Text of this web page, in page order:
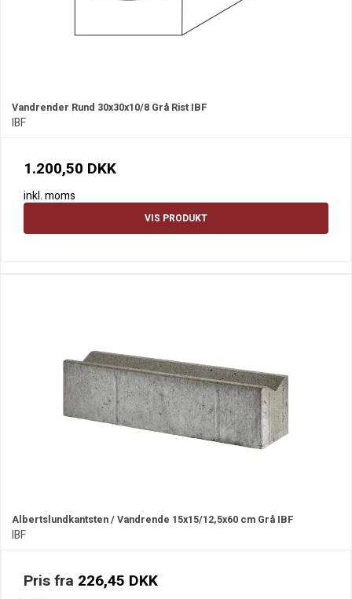
Vandrender Rund 30x30x10/8 Grå Rist IBF
IBF
1.200,50 DKK
inkl. moms
VIS PRODUKT
Albertslundkantsten / Vandrende 15x15/12,5x60 cm Grå IBF
IBF
Pris fra 226,45 DKK